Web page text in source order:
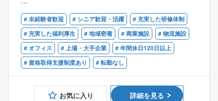
【業務内容】
■案件内容：同社が受託管理するオフィスビルや商業施
設、物流施設、学校等
■変電設備、空調設備、給排水設備、防災設備、その他
環境衛生の運転監視、点検や各種法令に基づく業務
通勤圏内（約1時間30分以内）にて配属検討
■配属先により勤務時間も変動いたします。
【歓迎】
■下記いずれかの資格をお持ちの方
第三種電気主任技術者
建築物環境衛生管理技術者
エネルギー管理士
第一種電気工事士
第二種電気工事士
# 未経験者歓迎 # シニア歓迎・活躍
# 充実した研修体制
# 充実した福利厚生
# 地域密着 # 商業施設
# 物流施設
# オフィス
# 上場・大手企業
# 年間休日120日以上
# 資格取得支援制度あり
# 転勤なし
お気に入り 詳細を見る